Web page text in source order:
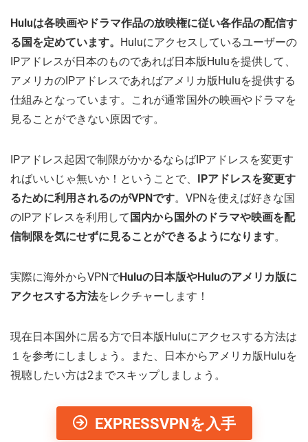
Huluは各映画やドラマ作品の放映権に従い各作品の配信す
る国を定めています。
Huluにアクセスしているユーザーの
IPアドレスが日本のものであれば日本版Huluを提供して、
アメリカのIPアドレスであればアメリカ版Huluを提供する
仕組みとなっています。これが通常国外の映画やドラマを
見ることができない原因です。
IPアドレス起因で制限がかかるならばIPアドレスを変更す
ればいいじゃ無いか！ということで、
IPアドレスを変更す
るために利用されるのがVPNです。VPNを使えば好きな国
のIPアドレスを利用して 国内から国外のドラマや映画を配
信制限を気にせずに見ることができるようになります。
実際に海外からVPNでHuluの日本版やHuluのアメリカ版に
アクセスする方法をレクチャーします！
現在日本国外に居る方で日本版Huluにアクセスする方法は
１を参考にしましょう。また、日本からアメリカ版Huluを
視聴したい方は2までスキップしましょう。
EXPRESSVPNを入手